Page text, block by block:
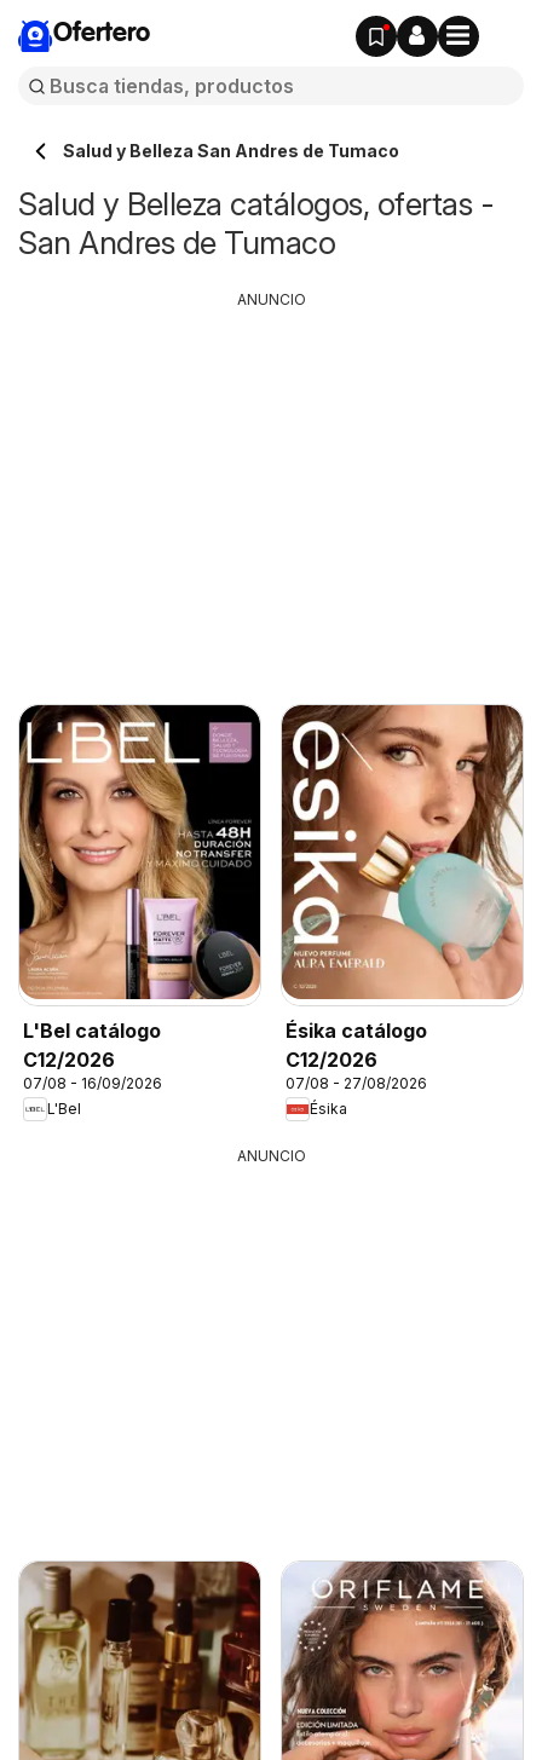
Ofertero
Salud y Belleza San Andres de Tumaco
Salud y Belleza catálogos, ofertas -
San Andres de Tumaco
L'Bel catálogo
C12/2026
07/08 - 16/09/2026
L'Bel
Ésika catálogo
C12/2026
07/08 - 27/08/2026
Ésika
ANUNCIO
ANUNCIO